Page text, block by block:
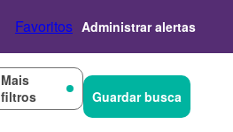
Favoritos Administrar alertas
Mais
filtros
Guardar busca